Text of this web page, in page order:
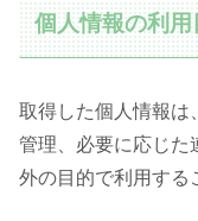
個人情報の利用
取得した個人情報は
管理、必要に応じた
外の目的で利用する